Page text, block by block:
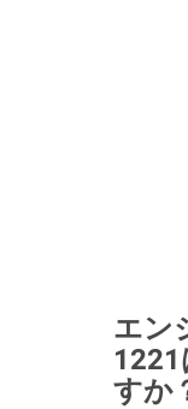
エン
すか